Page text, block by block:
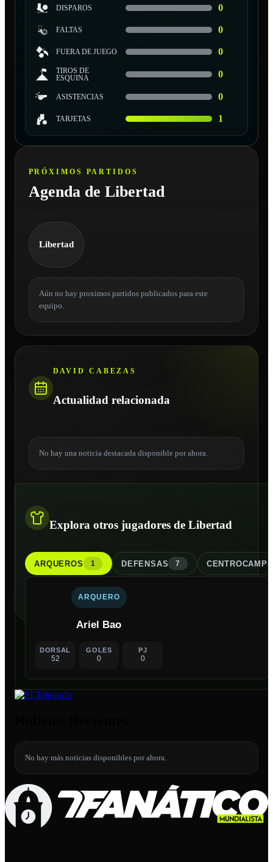
DISPAROS 0
FALTAS 0
FUERA DE JUEGO 0
TIROS DE
ESQUINA
0
ASISTENCIAS 0
TARJETAS 1
PRÓXIMOS PARTIDOS
Agenda de Libertad
Libertad
Aún no hay proximos partidos publicados para este
equipo.
DAVID CABEZAS
Actualidad relacionada
No hay una noticia destacada disponible por ahora.
Explora otros jugadores de Libertad
ARQUEROS 1 DEFENSAS 7
ARQUERO
Ariel Bao
DORSAL
52
GOLES
0
PJ
0
No hay más noticias disponibles por ahora.